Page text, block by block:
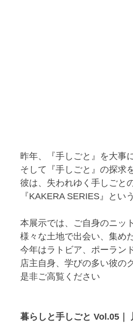
昨年、『手しごと』を大事
そして『手しごと』の探求
彼は、失われゆく手しごと
『KAKERA SERIES』とい
本展示では、ご自身のニッ
様々な土地で出会い、集め
今年はラトビア、ポーラン
店主自身、学びの多い彼の
是非ご高覧ください
暮らしと手しごと Vol.05｜